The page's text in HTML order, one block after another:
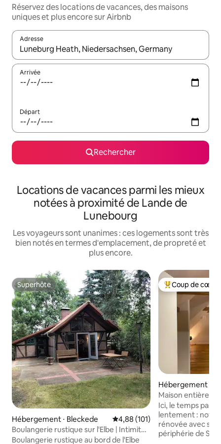
Réservez des locations de vacances, des maisons
uniques et plus encore sur Airbnb
Adresse
Lorsque les résultats s'affichent, utilisez les flèches vers le
Arrivée
Départ
Rechercher
Locations de vacances parmi les mieux
notées à proximité de Lande de
Lunebourg
Les voyageurs sont unanimes : ces logements sont très
bien notés en termes d'emplacement, de propreté et
plus encore.
Superhôte
Superhôte
Hébergement ⋅ Bleckede Évaluation moyenne sur la
4,88 (101)
Boulangerie rustique sur l'Elbe | Intimité
et cheminée
Boulangerie rustique au bord de l'Elbe
Coups de cœur
Coup de cœur
Hébergement ⋅
us
Maison
nature
Ici, le temps
lentement : notre
rénovée avec
périphérie de